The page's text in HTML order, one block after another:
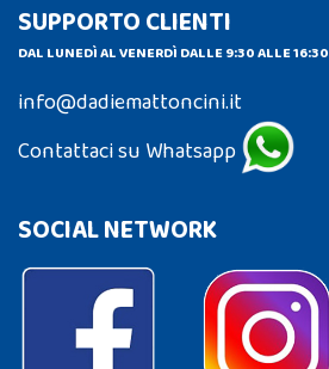
SUPPORTO CLIENTI
DAL LUNEDÌ AL VENERDÌ DALLE 9:30 ALLE 16:30
info@dadiemattoncini.it
Contattaci su Whatsapp
SOCIAL NETWORK